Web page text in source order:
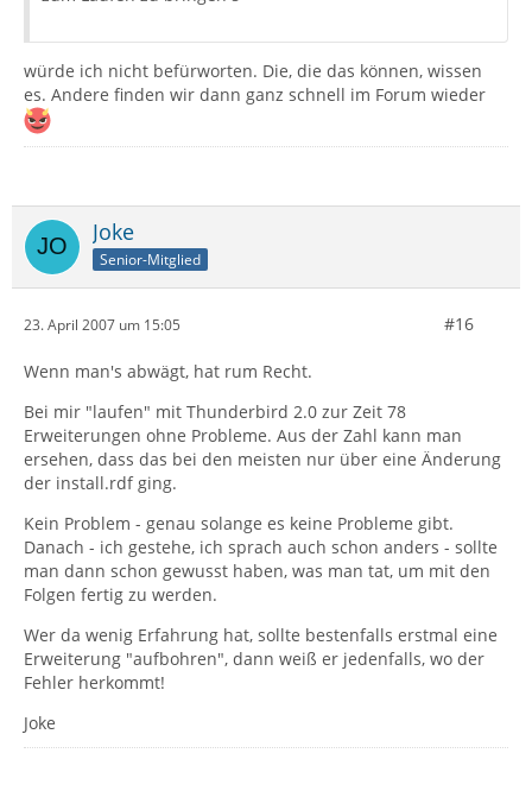
würde ich nicht befürworten. Die, die das können, wissen
es. Andere finden wir dann ganz schnell im Forum wieder
Joke
Senior-Mitglied
23. April 2007 um 15:05 #16
Wenn man's abwägt, hat rum Recht.
Bei mir "laufen" mit Thunderbird 2.0 zur Zeit 78
Erweiterungen ohne Probleme. Aus der Zahl kann man
ersehen, dass das bei den meisten nur über eine Änderung
der install.rdf ging.
Kein Problem - genau solange es keine Probleme gibt.
Danach - ich gestehe, ich sprach auch schon anders - sollte
man dann schon gewusst haben, was man tat, um mit den
Folgen fertig zu werden.
Wer da wenig Erfahrung hat, sollte bestenfalls erstmal eine
Erweiterung "aufbohren", dann weiß er jedenfalls, wo der
Fehler herkommt!
Joke